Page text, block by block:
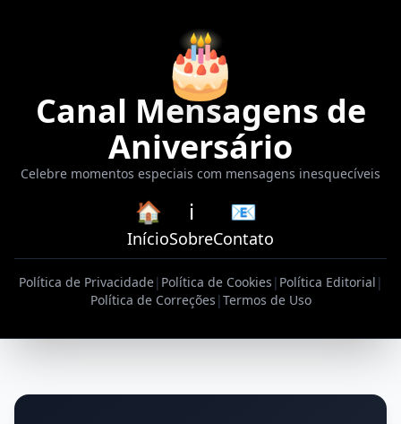
🎂
Canal Mensagens de
Aniversário
Celebre momentos especiais com mensagens inesquecíveis
🏠
Início
ℹ️
Sobre
📧
Contato
Política de Privacidade| Política de Cookies | Política Editorial |
Política de Correções |Termos de Uso